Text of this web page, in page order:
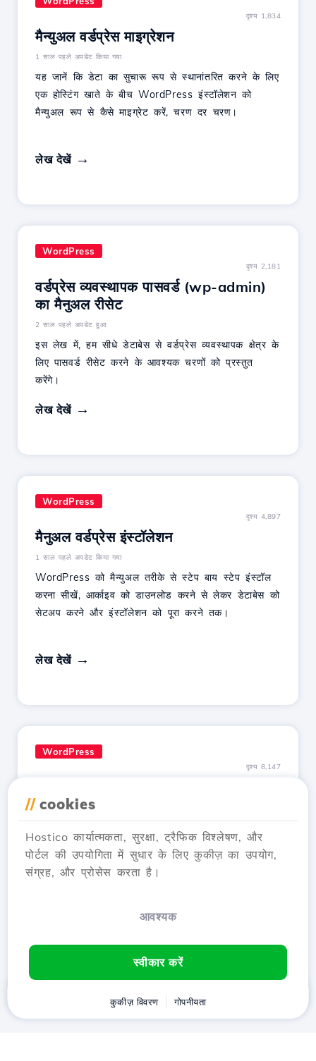
दृश्य 1,834
मैन्‍युअल वर्डप्रेस माइग्रेशन
1 साल पहले अपडेट किया गया
यह जानें कि डेटा का सुचारू रूप से स्थानांतरित करने के लिए
एक होस्टिंग खाते के बीच WordPress इंस्टॉलेशन को
मैन्युअल रूप से कैसे माइग्रेट करें, चरण दर चरण।
लेख देखें
WordPress
दृश्य 2,181
वर्डप्रेस व्यवस्थापक पासवर्ड (wp-admin)
का मैनुअल रीसेट
2 साल पहले अपडेट हुआ
इस लेख में, हम सीधे डेटाबेस से वर्डप्रेस व्यवस्थापक क्षेत्र के
लिए पासवर्ड रीसेट करने के आवश्यक चरणों को प्रस्तुत
करेंगे।
लेख देखें
WordPress
दृश्य 4,897
मैनुअल वर्डप्रेस इंस्टॉलेशन
1 साल पहले अपडेट किया गया
WordPress को मैन्युअल तरीके से स्टेप बाय स्टेप इंस्टॉल
करना सीखें, आर्काइव को डाउनलोड करने से लेकर डेटाबेस को
सेटअप करने और इंस्टॉलेशन को पूरा करने तक।
लेख देखें
WordPress
दृश्य 8,147
करना
वर्डप्रेस में SSL सर्टिफिकेट कैसे स्थापित करें, यह जानें,
ऑटोमेटिक HTTPS रीडायरेक्शन सुनिश्चित करें और ट्रांसफर
किए गए डेटा को एन्क्रिप्ट करें। सरल कदमों का पालन करें!
// cookies
Hostico कार्यात्मकता, सुरक्षा, ट्रैफिक विश्लेषण, और
पोर्टल की उपयोगिता में सुधार के लिए कुकीज़ का उपयोग,
संग्रह, और प्रोसेस करता है।
आवश्यक
स्वीकार करें
कुकीज़ विवरण गोपनीयता
ग्राहक कार्ट